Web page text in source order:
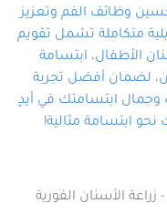
وظائف الفم وتعزيز
متكاملة تشمل تقويم
الأطفال، ابتسامة
لضمان أفضل تجربة
ابتسامتك في أيدٍ
نحو ابتسامة مثالية!
الأسنان الفورية